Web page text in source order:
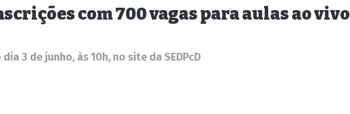
com 700 vagas para aulas ao vivo
3 de junho, às 10h, no site da SEDPcD